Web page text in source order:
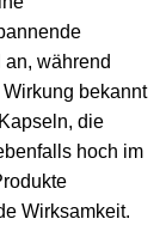
während
bekannt
die
hoch im
Wirksamkeit.